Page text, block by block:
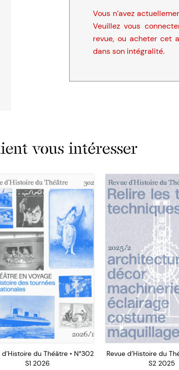
Vous n’avez
Veuillez vous
revue, ou acheter cet
dans son intégralité.
vous intéresser
d’Histoire du Théâtre • N°302
S1 2026
Revue d’Histoire du
S2 2025